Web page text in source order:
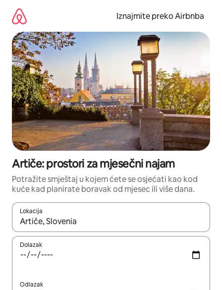
sadržaj
Iznajmite preko Airbnba
Artiče: prostori za mjesečni najam
Potražite smještaj u kojem ćete se osjećati kao kod
kuće kad planirate boravak od mjesec ili više dana.
Lokacija
Kada budu dostupni rezultati, moći ćete ih pregledati
Dolazak
Odlazak